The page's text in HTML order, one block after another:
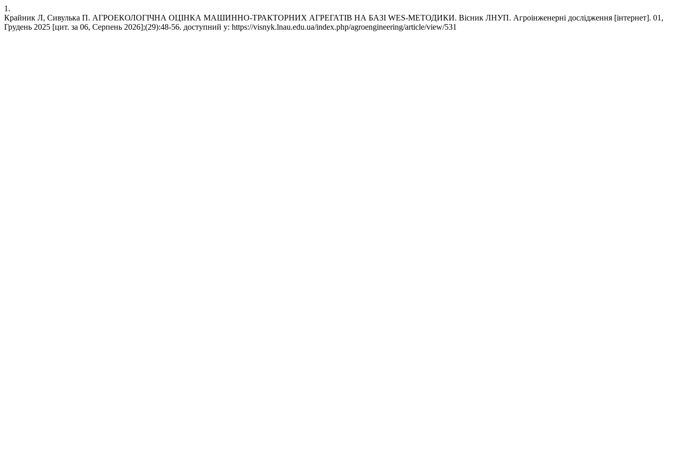
1.
Крайник Л, Сивулька П. АГРОЕКОЛОГІЧНА ОЦІНКА МАШИННО-ТРАКТОРНИХ АГРЕГАТІВ НА БАЗІ WES-МЕТОДИКИ. Вісник ЛНУП. Агроінженерні дослідження [інтернет]. 01,
Грудень 2025 [цит. за 06, Серпень 2026];(29):48-56. доступний у: https://visnyk.lnau.edu.ua/index.php/agroengineering/article/view/531